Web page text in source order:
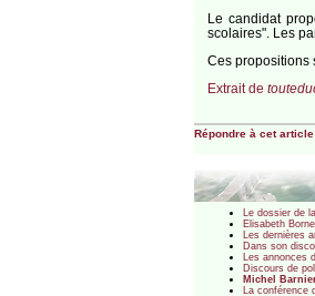
Le candidat
scolaires". Les
Ces propositions
Extrait de
Répondre à cet article
Le dossier de
Elisabeth
Les dernières
Dans son
Les
Discours de
Michel
La